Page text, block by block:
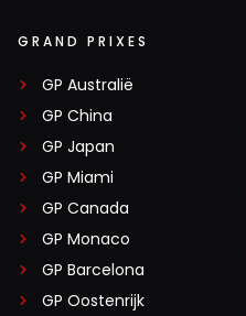
GRAND PRIXES
GP Australië
GP China
GP Japan
GP Miami
GP Canada
GP Monaco
GP Barcelona
GP Oostenrijk